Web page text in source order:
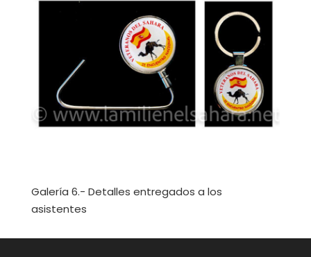
Galería 6.- Detalles entregados a los
asistentes